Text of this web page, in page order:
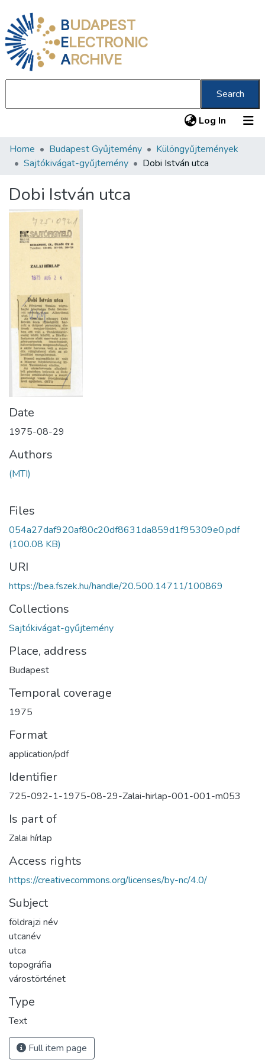
BUDAPEST
ELECTRONIC
ARCHIVE
Search
Log In (current)
Communities & Collections
Statistics
About us
Home Budapest Gyűjtemény
Különgyűjtemények
Sajtókivágat-gyűjtemény
Dobi István utca
Dobi István utca
Date
1975-08-29
Authors
(MTI)
Files
054a27daf920af80c20df8631da859d1f95309e0.pdf
(100.08 KB)
URI
https://bea.fszek.hu/handle/20.500.14711/100869
Collections
Sajtókivágat-gyűjtemény
Place, address
Budapest
Temporal coverage
1975
Format
application/pdf
Identifier
725-092-1-1975-08-29-Zalai-hirlap-001-001-m053
Is part of
Zalai hírlap
Access rights
https://creativecommons.org/licenses/by-nc/4.0/
Subject
földrajzi név
utcanév
utca
topográfia
várostörténet
Type
Text
Full item page